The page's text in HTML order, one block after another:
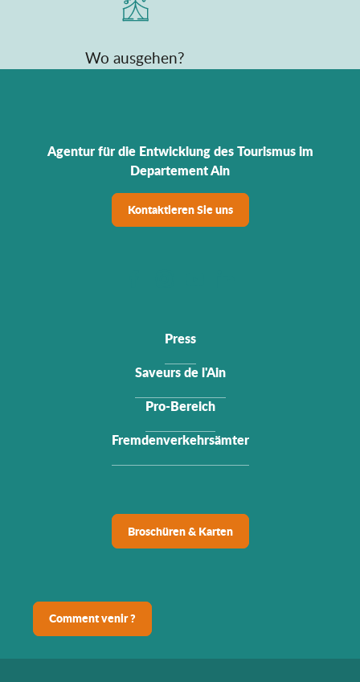
Wo ausgehen?
Agentur für die Entwicklung des Tourismus im
Departement Ain
Kontaktieren Sie uns
Press
Saveurs de l'Ain
Pro-Bereich
Fremdenverkehrsämter
Broschüren & Karten
Comment venir ?